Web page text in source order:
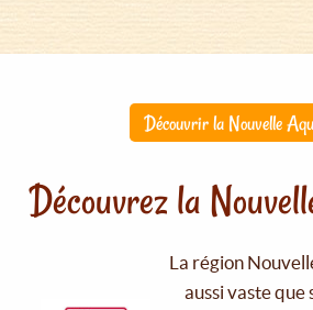
Découvrir la Nouvelle
Découvrez la
La région
aussi vaste que